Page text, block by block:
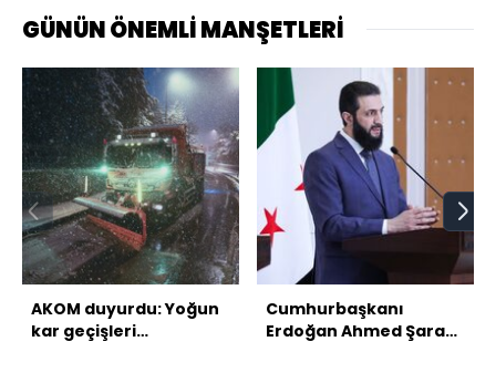
GÜNÜN ÖNEMLİ MANŞETLERİ
AKOM duyurdu: Yoğun
kar geçişleri
Cumhurbaşkanı
Erdoğan Ahmed Şara